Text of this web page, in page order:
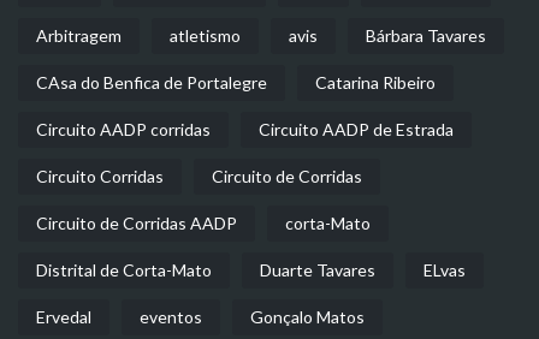
Arbitragem atletismo avis Bárbara Tavares
CAsa do Benfica de Portalegre Catarina Ribeiro
Circuito AADP corridas Circuito AADP de Estrada
Circuito Corridas Circuito de Corridas
Circuito de Corridas AADP corta-Mato
Distrital de Corta-Mato Duarte Tavares ELvas
Ervedal eventos Gonçalo Matos